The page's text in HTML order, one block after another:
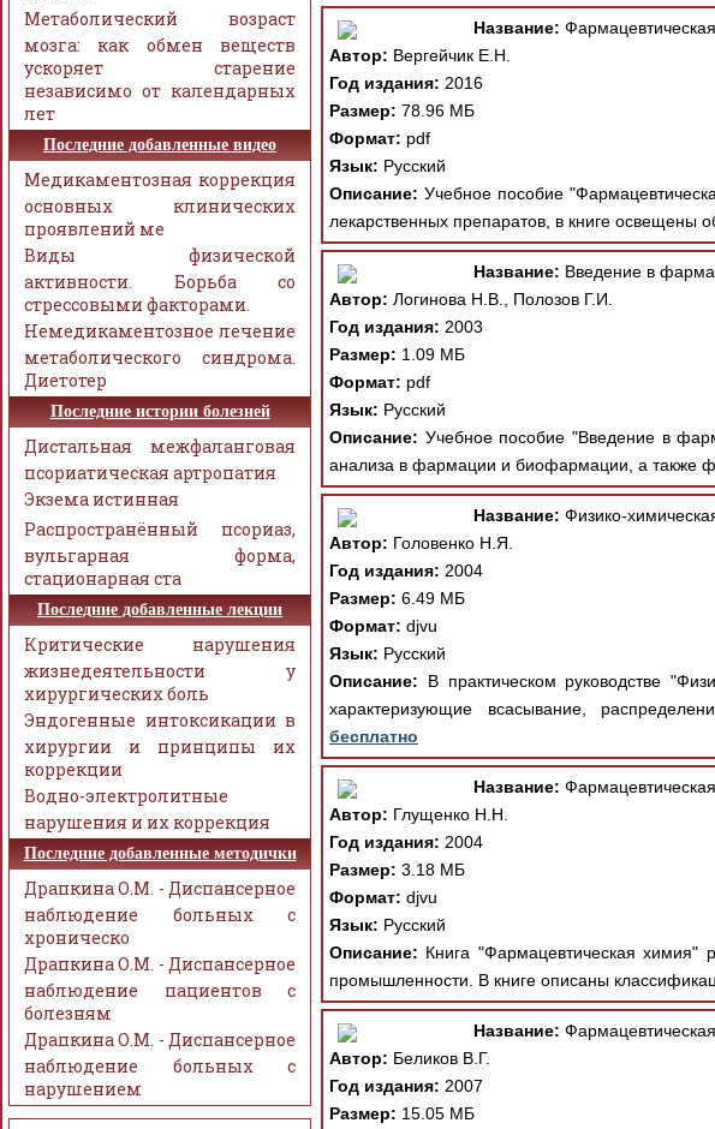
Название:
Автор: Вергейчик Е.Н.
Год издания: 2016
Размер: 78.96 МБ
Формат: pdf
Язык: Русский
Описание: Учебное пособие
лекарственных препаратов, в книге освещены
Название: Введение в
Автор: Логинова Н.В., Полозов Г.И.
Год издания: 2003
Размер: 1.09 МБ
Формат: pdf
Язык: Русский
Описание: Учебное пособие "Введение в
анализа в фармации и биофармации, а также
Название: Физико-
Автор: Головенко Н.Я.
Год издания: 2004
Размер: 6.49 МБ
Формат: djvu
Язык: Русский
Описание: В практическом руководстве
характеризующие всасывание,
бесплатно
Название:
Автор: Глущенко Н.Н.
Год издания: 2004
Размер: 3.18 МБ
Формат: djvu
Язык: Русский
Описание: Книга "Фармацевтическая химия"
промышленности. В книге описаны
Название:
Автор: Беликов В.Г.
Год издания: 2007
Размер: 15.05 МБ
Метаболический возраст
мозга: как обмен веществ
ускоряет старение
независимо от календарных
лет
Последние добавленные видео
Медикаментозная коррекция
основных клинических
проявлений ме
Виды физической
активности. Борьба со
стрессовыми факторами.
Немедикаментозное лечение
метаболического синдрома.
Диетотер
Последние истории болезней
Дистальная межфаланговая
псориатическая артропатия
Экзема истинная
Распространённый псориаз,
вульгарная форма,
стационарная ста
Последние добавленные лекции
Критические нарушения
жизнедеятельности у
хирургических боль
Эндогенные интоксикации в
хирургии и принципы их
коррекции
Водно-электролитные
нарушения и их коррекция
Последние добавленные методички
Драпкина О.М. - Диспансерное
наблюдение больных с
хроническо
Драпкина О.М. - Диспансерное
наблюдение пациентов с
болезням
Драпкина О.М. - Диспансерное
наблюдение больных с
нарушением